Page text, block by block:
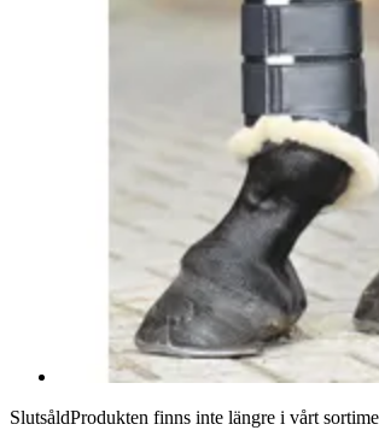
SlutsåldProdukten finns inte längre i vårt